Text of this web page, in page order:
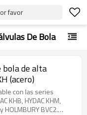
favor
De Bola
bola de alta
(acero)
con las series
KHB, HYDAC KHM,
HOLMBURY BVC2.